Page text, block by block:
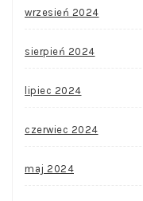
wrzesień 2024
sierpień 2024
lipiec 2024
czerwiec 2024
maj 2024